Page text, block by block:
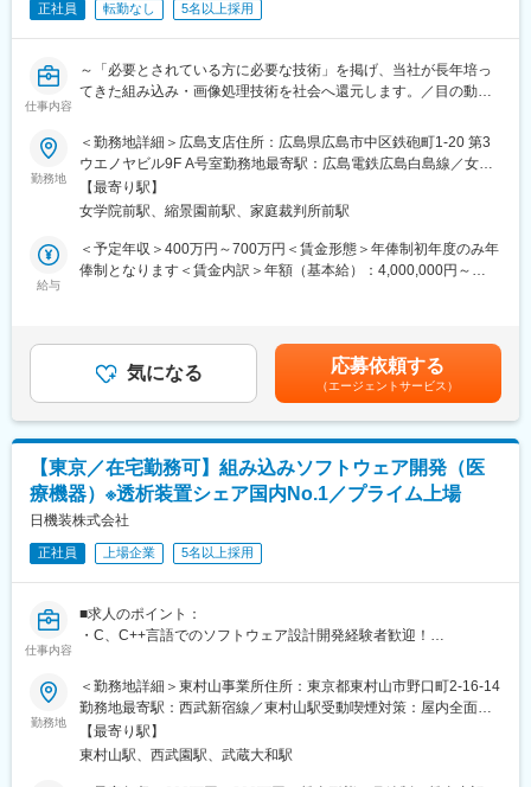
キャリア入社の方にも新卒入社と同等の研修体制を整備しており
係も厳しくなく相談しやすい環境です
・大手上場企業中心に5000社以上の案件
・残業代1分単位で支給、住宅手当あり（一部例外あり）
与アップが叶う
・e-learningなど研修制度充実
・相談窓口が多く手厚いフォロー体制で安心
変更の範囲：会社の定める業務
正社員 転勤なし 5名以上採用
仕事内容
～「必要とされている方に必要な技術」を掲げ、当社が長年培っ
てきた組み込み・画像処理技術を社会へ還元します。／目の動き
肢が不自由な方へ想いを込め開発しました。～
■仕事の内容：【変更の範囲：会社の定める業務】
カメラ領域の開発案件に、組み込みエンジニアとして開発に関わ
っていただきます。ご経験と希望を考慮した上で、ご自身の強み
を活かしていただけるような業務をお任せ致します。
【当ポジションの魅力】
きます。
【高い技術力】
国立研究開発法人新エネルギーや産業技術総合開発機構の研究開
■風土：
定年を迎えた支店長が現役で活躍する等、長期的に働ける環境。
■当社製品：
目の動きを感知し周辺機器の操作を可能とする自社製品”アイスイ
ッチ”（特許取得済み）はハード・基盤・ソフトのすべてが自社製
で特許取得済み。その高い画像処理技術が評価され、医療／介護
／福祉分野だけでなく、工場生産ラインへの実装の打診が大手メ
ーカー様よりあるなど注目の製品です。
【広島支店】
・開発チームメンバーは2名体制（一人での常駐はございません)
■同社の強み
勤務地
＜勤務地詳細＞広島支店住所：広島県広島市中区鉄砲町1-20 第3
ウエノヤビル9F A号室勤務地最寄駅：広島電鉄広島白島線／女学
院前駅受動喫煙対策：その他（屋外喫煙可能場所あり）変更の範
囲：本文参照
【最寄り駅】
女学院前駅、縮景園前駅、家庭裁判所前駅
給与
＜予定年収＞400万円～700万円＜賃金形態＞年俸制初年度のみ年
俸制となります＜賃金内訳＞年額（基本給）：4,000,000円～
有無＞有＜残業手当＞有賃金はあくまでも目安の金額であり、選
考を通じて上下する可能性があります。月給(月額)は固定手当を含
めた表記です。
気になる 応募依頼する
（エージェントサービス）
【東京／在宅勤務可】組み込みソフトウェア開発（医
療機器）※透析装置シェア国内No.1／プライム上場
日機装株式会社
正社員 上場企業 5名以上採用
仕事内容
■求人のポイント：
・C、C++言語でのソフトウェア設計開発経験者歓迎！
拡大を図る、透析装置国内No.1シェアの優良メーカーです。
・新設の新メディカル開発センターでの業務となりますので、最
新の施設・設備で業務いただけます。
■業務概要：
勤務地
＜勤務地詳細＞東村山事業所住所：東京都東村山市野口町2-16-14
勤務地最寄駅：西武新宿線／東村山駅受動喫煙対策：屋内全面禁
煙変更の範囲：会社の定める事業所（リモートワーク含む）
【最寄り駅】
東村山駅、西武園駅、武蔵大和駅